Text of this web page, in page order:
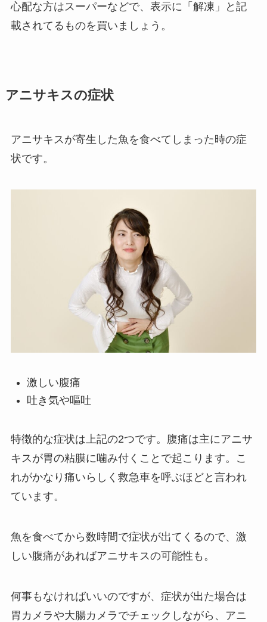
心配な方はスーパーなどで、 表示に「解凍」と記
載されてるものを買いましょう。
アニサキスの症状
アニサキスが寄生した魚を食べてしまった時の症
状です。
激しい腹痛
吐き気や嘔吐
特徴的な症状は上記の2つです。 腹痛は主にアニサ
キスが胃の粘膜に噛み付くことで起こります。
こ
れがかなり痛いらしく救急車を呼ぶほどと言われ
ています。
魚を食べてから数時間で症状が出てくるので、 激
しい腹痛があればアニサキスの可能性も。
何事もなければいいのですが、 症状が出た場合は
胃カメラや大腸カメラでチェックしながら、 アニ